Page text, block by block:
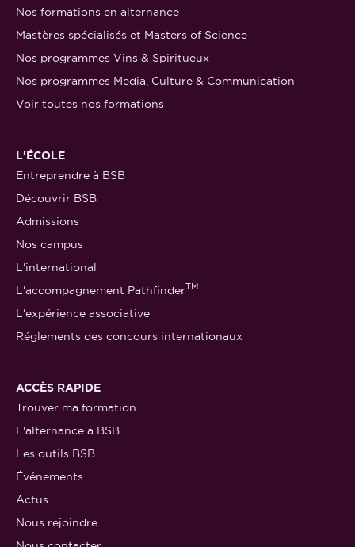
Nos formations en alternance
Mastères spécialisés et Masters of Science
Nos programmes Vins & Spiritueux
Nos programmes Media, Culture & Communication
Voir toutes nos formations
L'ÉCOLE
Entreprendre à BSB
Découvrir BSB
Admissions
Nos campus
L'international
L'accompagnement PathfinderTM
L'expérience associative
Réglements des concours internationaux
ACCÈS RAPIDE
Trouver ma formation
L'alternance à BSB
Les outils BSB
Événements
Actus
Nous rejoindre